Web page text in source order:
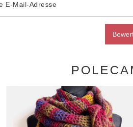
E-Mail-Adresse